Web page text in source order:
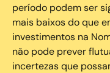
período podem ser
mais baixos do que
investimentos na
não pode prever
incertezas que